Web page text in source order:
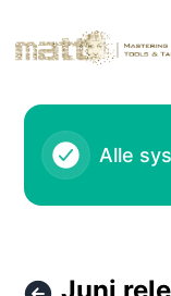
Alle